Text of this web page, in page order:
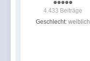
4.433 Beiträge
Geschlecht: weiblich